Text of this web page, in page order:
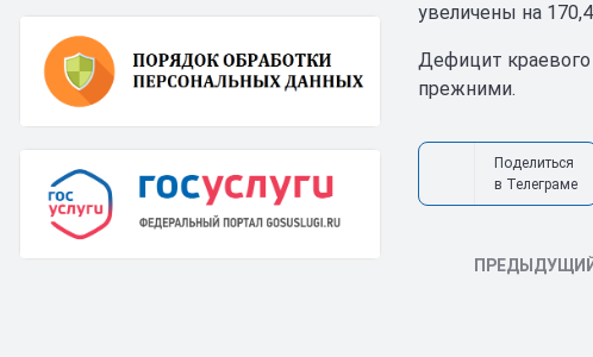
увеличены на
Дефицит
прежними.
Поделиться
в Телеграме
ПРЕДЫДУЩИЙ